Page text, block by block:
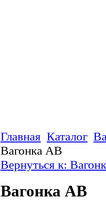
Главная Каталог
Вагонка АВ
Вернуться к:
Вагонка АВ